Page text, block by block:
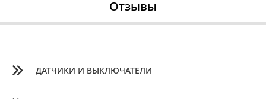
Отзывы
ДАТЧИКИ И ВЫКЛЮЧАТЕЛИ